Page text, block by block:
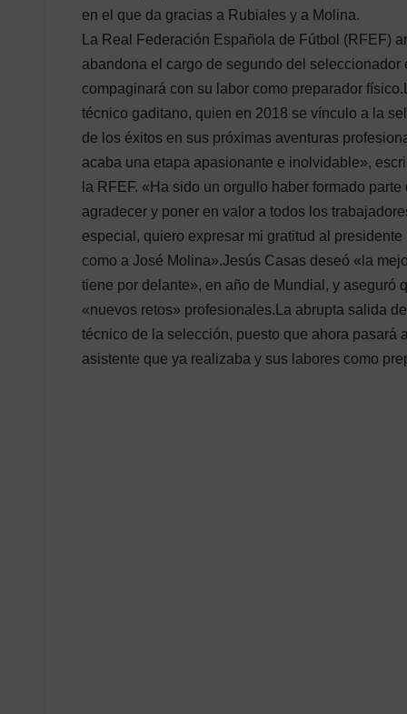
en el que da gracias a Rubiales y a Molina.
La Real Federación Española de Fútbol (RFEF)
abandona el cargo de segundo del
compaginará con su labor como preparador
técnico gaditano, quien en 2018 se vínculo a la
de los éxitos en sus próximas aventuras
acaba una etapa apasionante e inolvidable»,
la RFEF. «Ha sido un orgullo haber formado
agradecer y poner en valor a todos los
especial, quiero expresar mi gratitud al
como a José Molina».Jesús Casas deseó «la
tiene por delante», en año de Mundial, y aseguró
«nuevos retos» profesionales.La abrupta salida
técnico de la selección, puesto que ahora pasará
asistente que ya realizaba y sus labores como